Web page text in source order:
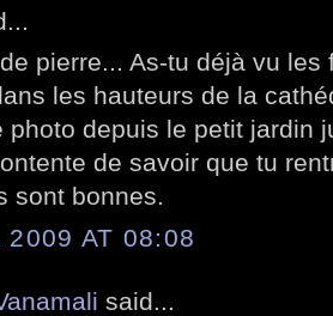
pierre... As-tu déjà vu
les hauteurs de la
photo depuis le petit jardin
de savoir que tu
sont bonnes.
2009 AT 08:08
said...